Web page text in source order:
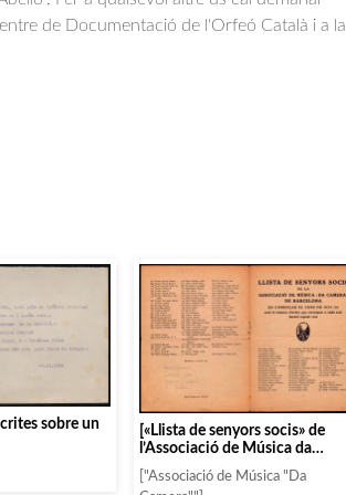
de Documentació de l'Orfeó Català i a la
sobre un
[«Llista de senyors socis» de
l’Associació de Música da
Càmera de la temporada 1923-
24]
["Associació de Música "Da